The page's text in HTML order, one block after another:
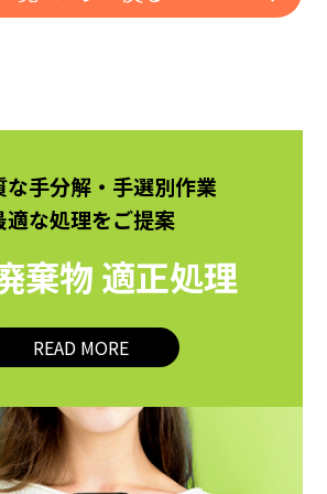
な手分解・手選別作業
適な処理をご提案
棄物適正処理
READ MORE